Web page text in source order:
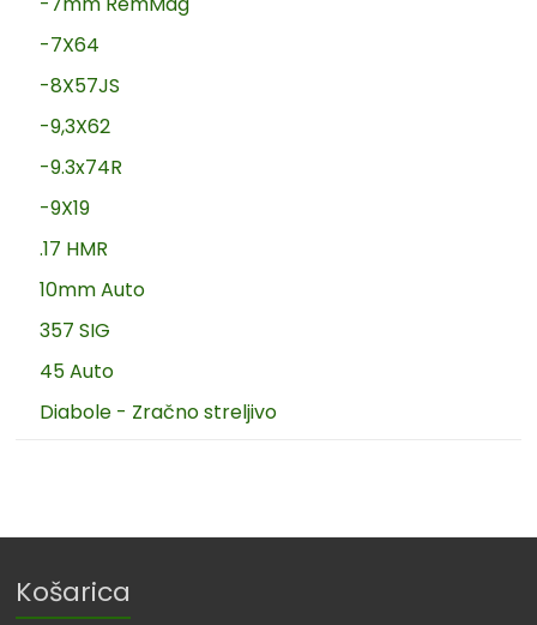
-7X64
-8X57JS
-9,3X62
-9.3x74R
-9X19
.17 HMR
10mm Auto
357 SIG
45 Auto
Diabole - Zračno streljivo
Košarica